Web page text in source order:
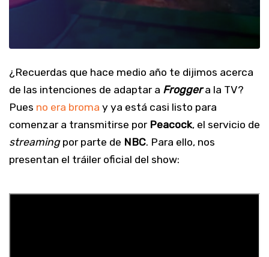
¿Recuerdas que hace medio año te dijimos acerca
de las intenciones de adaptar a Froggera la TV?
Pues no era broma y ya está casi listo para
comenzar a transmitirse por Peacock, el servicio de
streamingpor parte de NBC. Para ello, nos
presentan el tráiler oficial del show: